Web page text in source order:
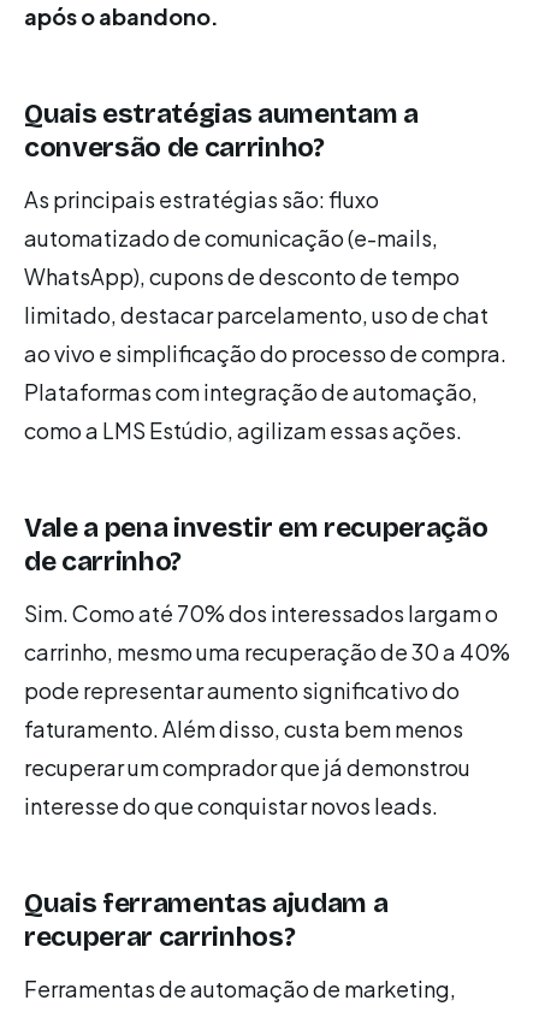
após o abandono.
Quais estratégias aumentam a
conversão de carrinho?
As principais estratégias são: fluxo
automatizado de comunicação (e-mails,
WhatsApp), cupons de desconto de tempo
limitado, destacar parcelamento, uso de chat
ao vivo e simplificação do processo de compra.
Plataformas com integração de automação,
como a LMS Estúdio, agilizam essas ações.
Vale a pena investir em recuperação
de carrinho?
Sim. Como até 70% dos interessados largam o
carrinho, mesmo uma recuperação de 30 a 40%
pode representar aumento significativo do
faturamento. Além disso, custa bem menos
recuperar um comprador que já demonstrou
interesse do que conquistar novos leads.
Quais ferramentas ajudam a
recuperar carrinhos?
Ferramentas de automação de marketing,